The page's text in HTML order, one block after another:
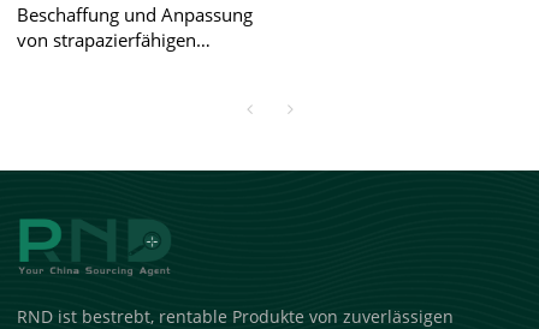
Beschaffung und Anpassung
von strapazierfähigen
RND ist bestrebt, rentable Produkte von zuverlässigen